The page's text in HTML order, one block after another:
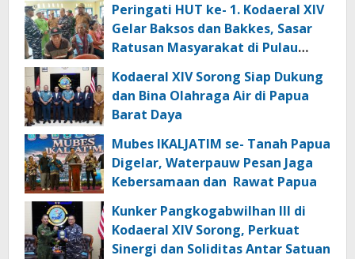
Peringati HUT ke- 1. Kodaeral XIV
Gelar Baksos dan Bakkes, Sasar
Ratusan Masyarakat di Pulau
Kodaeral XIV Sorong Siap Dukung
dan Bina Olahraga Air di Papua
Barat Daya
Mubes IKALJATIM se- Tanah Papua
Digelar, Waterpauw Pesan Jaga
Kebersamaan dan Rawat Papua
Kunker Pangkogabwilhan III di
Kodaeral XIV Sorong, Perkuat
Sinergi dan Soliditas Antar Satuan